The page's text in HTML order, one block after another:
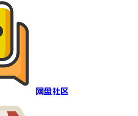
网盘社区